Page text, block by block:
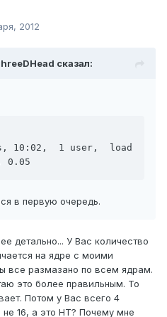
2012
сказал:
10:02,  1 user,  load
в первую очередь.
детально... У Вас количество
на ядре с моими
все размазано по всем ядрам.
это более правильным. То
Потом у Вас всего 4
16, а это HT? Почему мне